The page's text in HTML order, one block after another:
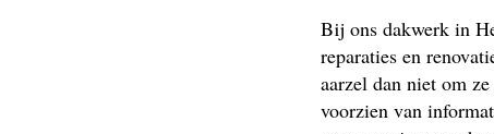
Bij ons dakwerk in
reparaties en
aarzel dan niet om
voorzien van